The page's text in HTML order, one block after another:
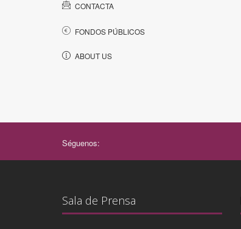
CONTACTA
FONDOS PÚBLICOS
ABOUT US
Séguenos:
Sala de Prensa